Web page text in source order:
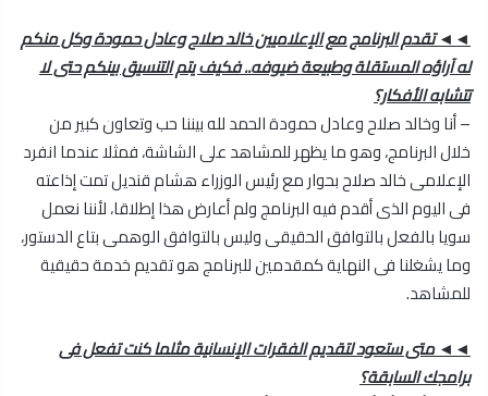
◄◄ تقدم البرنامج مع الإعلاميين خالد صلاح وعادل حمودة وكل منكم
له آراؤه المستقلة وطبيعة ضيوفه.. فكيف يتم التنسيق بينكم حتى لا
تتشابه الأفكار؟
– أنا وخالد صلاح وعادل حمودة الحمد لله بيننا حب وتعاون كبير من
خلال البرنامج، وهو ما يظهر للمشاهد على الشاشة، فمثلا عندما انفرد
الإعلامى خالد صلاح بحوار مع رئيس الوزراء هشام قنديل تمت إذاعته
فى اليوم الذى أقدم فيه البرنامج ولم أعارض هذا إطلاقا، لأننا نعمل
سويا بالفعل بالتوافق الحقيقى وليس بالتوافق الوهمى بتاع الدستور،
وما يشغلنا فى النهاية كمقدمين للبرنامج هو تقديم خدمة حقيقية
للمشاهد.
◄◄ متى ستعود لتقديم الفقرات الإنسانية مثلما كنت تفعل فى
برامجك السابقة؟